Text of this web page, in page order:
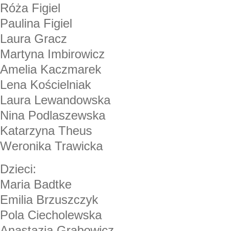
Róża Figiel
Paulina Figiel
Laura Gracz
Martyna Imbirowicz
Amelia Kaczmarek
Lena Kościelniak
Laura Lewandowska
Nina Podlaszewska
Katarzyna Theus
Weronika Trawicka
Dzieci:
Maria Badtke
Emilia Brzuszczyk
Pola Ciecholewska